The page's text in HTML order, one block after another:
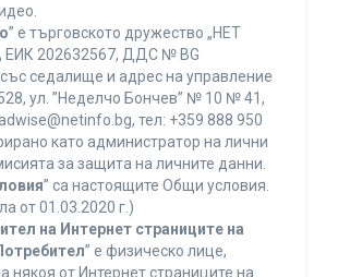
” е търговското дружество „НЕТ
202632567, ДДС № BG
седалище и адрес на управление
ул. ”Неделчо Бончев” № 10 № 41,
тел: +359 888 950
като администратор на лични
за защита на личните данни.
” са настоящите Общи условия.
от 01.03.2020 г.)
на Интернет страниците на
” е физическо лице,
някоя от Интернет страниците на